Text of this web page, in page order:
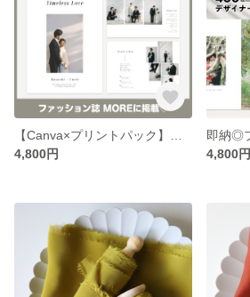
4,800円
4,800円